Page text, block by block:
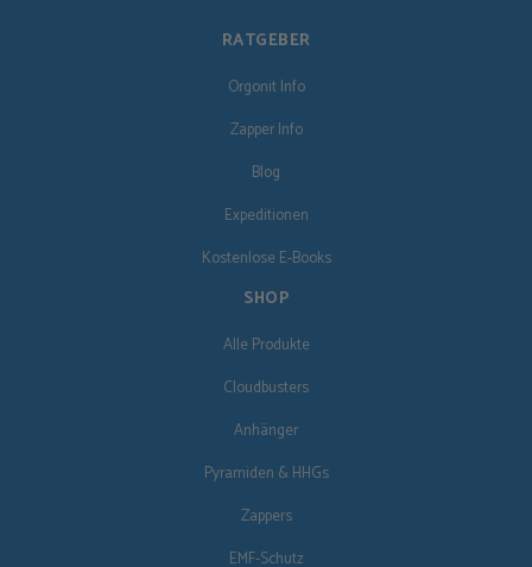
RATGEBER
Orgonit Info
Zapper Info
Blog
Expeditionen
Kostenlose E-Books
SHOP
Alle Produkte
Cloudbusters
Anhänger
Pyramiden & HHGs
Zappers
EMF-Schutz